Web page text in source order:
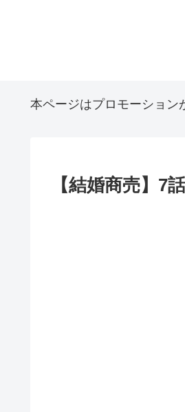
本ページはプロモーション
【結婚商売】7